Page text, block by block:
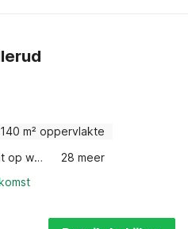
140 m² oppervlakte
Uitzicht op water
28 meer